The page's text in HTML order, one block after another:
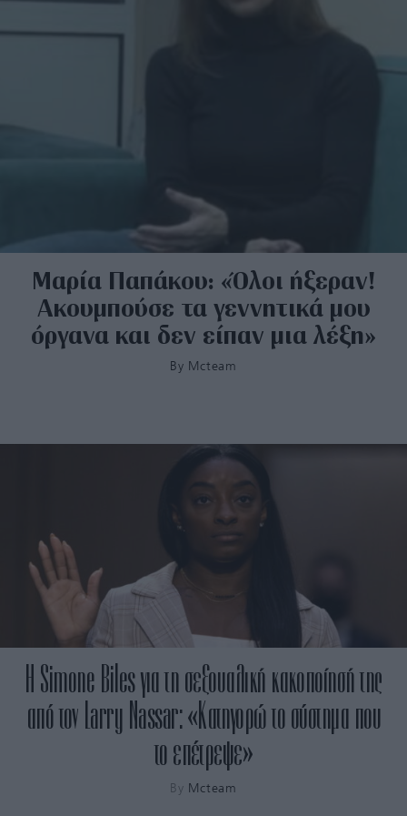
Μαρία Παπάκου: «Όλοι ήξεραν!
Ακουμπούσε τα γεννητικά μου
όργανα και δεν είπαν μια λέξη»
By Mcteam
Η Simone Biles για τη σεξουαλική κακοποίησή της
από τον Larry Nassar: «Κατηγορώ το σύστημα που
το επέτρεψε»
By Mcteam